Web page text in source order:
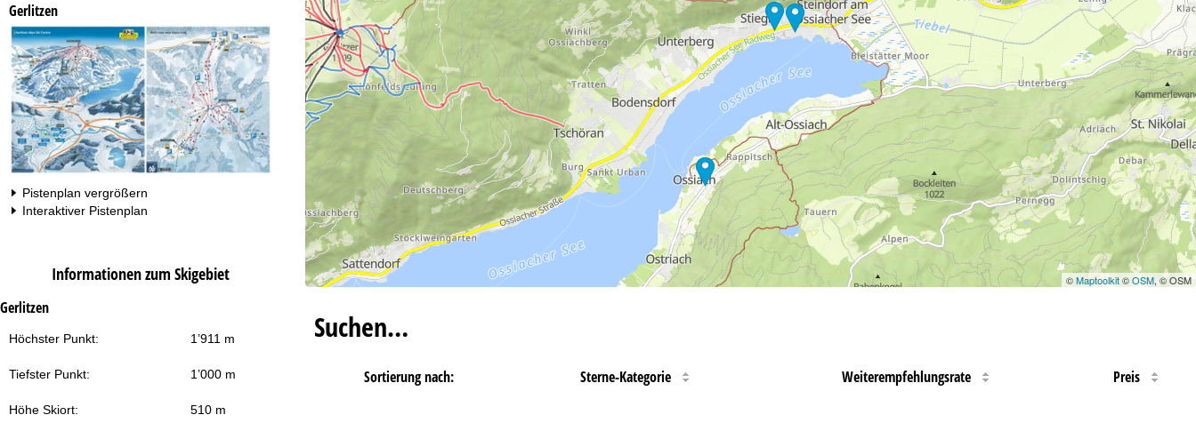
Zur Kontaktseite
Beratung
Gerlitzen
Pistenplan vergrößern
Interaktiver Pistenplan
Informationen zum Skigebiet
Gerlitzen
Höchster Punkt: 1’911 m
Tiefster Punkt: 1’000 m
Höhe Skiort: 510 m
©Maptoolkit©OSM, © OSM
Suchen…
Sortierung nach: Sterne-Kategorie Weiterempfehlungsrate Preis